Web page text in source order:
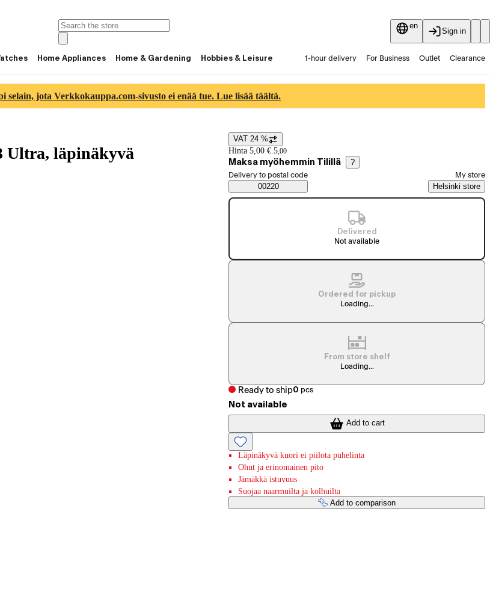
en
Sign in
Home Appliances Home & Gardening Hobbies & Leisure 1-hour delivery For Business Outlet Clearance
selain, jota Verkkokauppa.com-sivusto ei enää tue. Lue lisää täältä.
Ultra, läpinäkyvä Price details
VAT 24 %
Hinta 5,00 €.5,00
Maksa myöhemmin Tilillä ?
Saatavuustiedot
Select order method
Delivery to postal code
00220
My store
Helsinki store
Delivered
Not available
Ordered for pickup
Loading...
From store shelf
Loading...
Ready to ship0 pcs
Not available
Add to cart
Läpinäkyvä kuori ei piilota puhelinta
Ohut ja erinomainen pito
Jämäkkä istuvuus
Suojaa naarmuilta ja kolhuilta
Add to comparison